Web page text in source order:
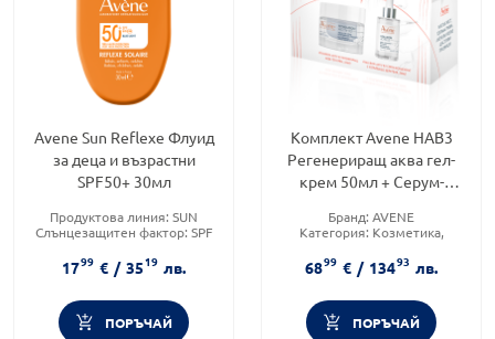
Avene Sun Reflexe Флуид
за деца и възрастни
SPF50+ 30мл
Продуктова линия: SUN
Слънцезащитен фактор: SPF
Тип продукт:Крем
1799 € / 3519 лв.
ПОРЪЧАЙ
Комплект Avene HAB3
Регенериращ аква гел-
крем 50мл + Серум-
ейдж флуид SPF50
Бранд: AVENE
Категория: Козметика,
Форма на продукта:
комплект
6899 € / 13493 лв.
ПОРЪЧАЙ